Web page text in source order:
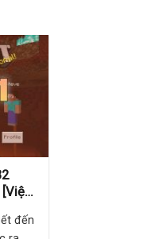
[Việt
đến